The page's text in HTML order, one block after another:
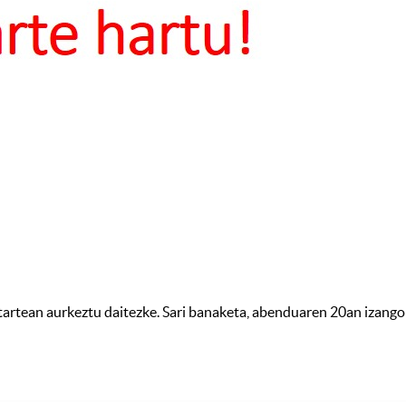
aurkeztu daitezke. Sari banaketa, abenduaren 20an izango